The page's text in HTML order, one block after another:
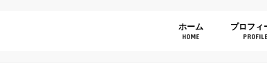
ホーム
HOME
プロフィ
PROFILE